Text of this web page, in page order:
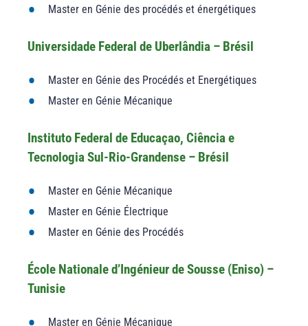
Master en Génie des procédés et énergétiques
Universidade Federal de Uberlândia – Brésil
Master en Génie des Procédés et Energétiques
Master en Génie Mécanique
Instituto Federal de Educaçao, Ciência e
Tecnologia Sul-Rio-Grandense – Brésil
Master en Génie Mécanique
Master en Génie Électrique
Master en Génie des Procédés
École Nationale d’Ingénieur de Sousse (Eniso) –
Tunisie
Master en Génie Mécanique